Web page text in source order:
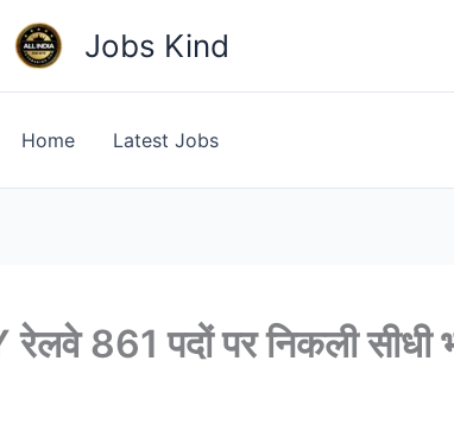
Jobs Kind
Home Latest Jobs
861 पदों पर निकली सीधी